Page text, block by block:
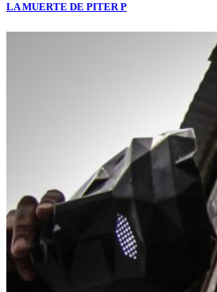
LA MUERTE DE PITER P